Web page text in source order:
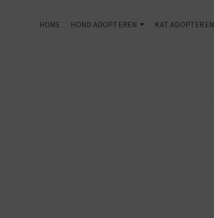
HOME HOND ADOPTEREN KAT ADOPTEREN